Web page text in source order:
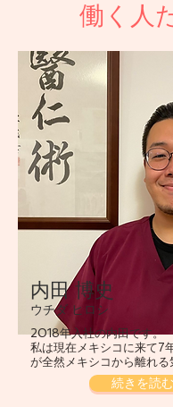
働く人
続きを読む
内田 博史
ウチダ ヒロシ
2018年入社の内田です。
私は現在メキシコに来て7
が全然メキシコから離れ